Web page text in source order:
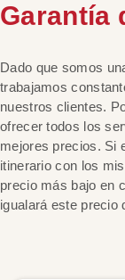
Garantía
Dado que somos
trabajamos
nuestros clientes.
ofrecer todos los
mejores precios. Si
itinerario con los
precio más bajo en
igualará este precio